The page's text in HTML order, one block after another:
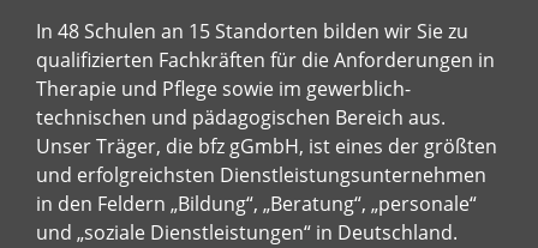
In 48 Schulen an 15 Standorten bilden wir Sie zu
qualifizierten Fachkräften für die Anforderungen in
Therapie und Pflege sowie im gewerblich-
technischen und pädagogischen Bereich aus.
Unser Träger, die bfz gGmbH, ist eines der größten
und erfolgreichsten Dienstleistungsunternehmen
in den Feldern „Bildung“, „Beratung“, „personale“
und „soziale Dienstleistungen“ in Deutschland.